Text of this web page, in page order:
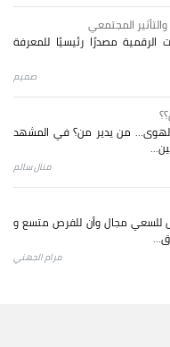
المجتمعي
مصدرًا رئيسيًا للمعرفة
صميم
من يدير من؟ في المشهد
منال سالم
للسعي مجال وأن للفرص متسع و
مرام الجهني